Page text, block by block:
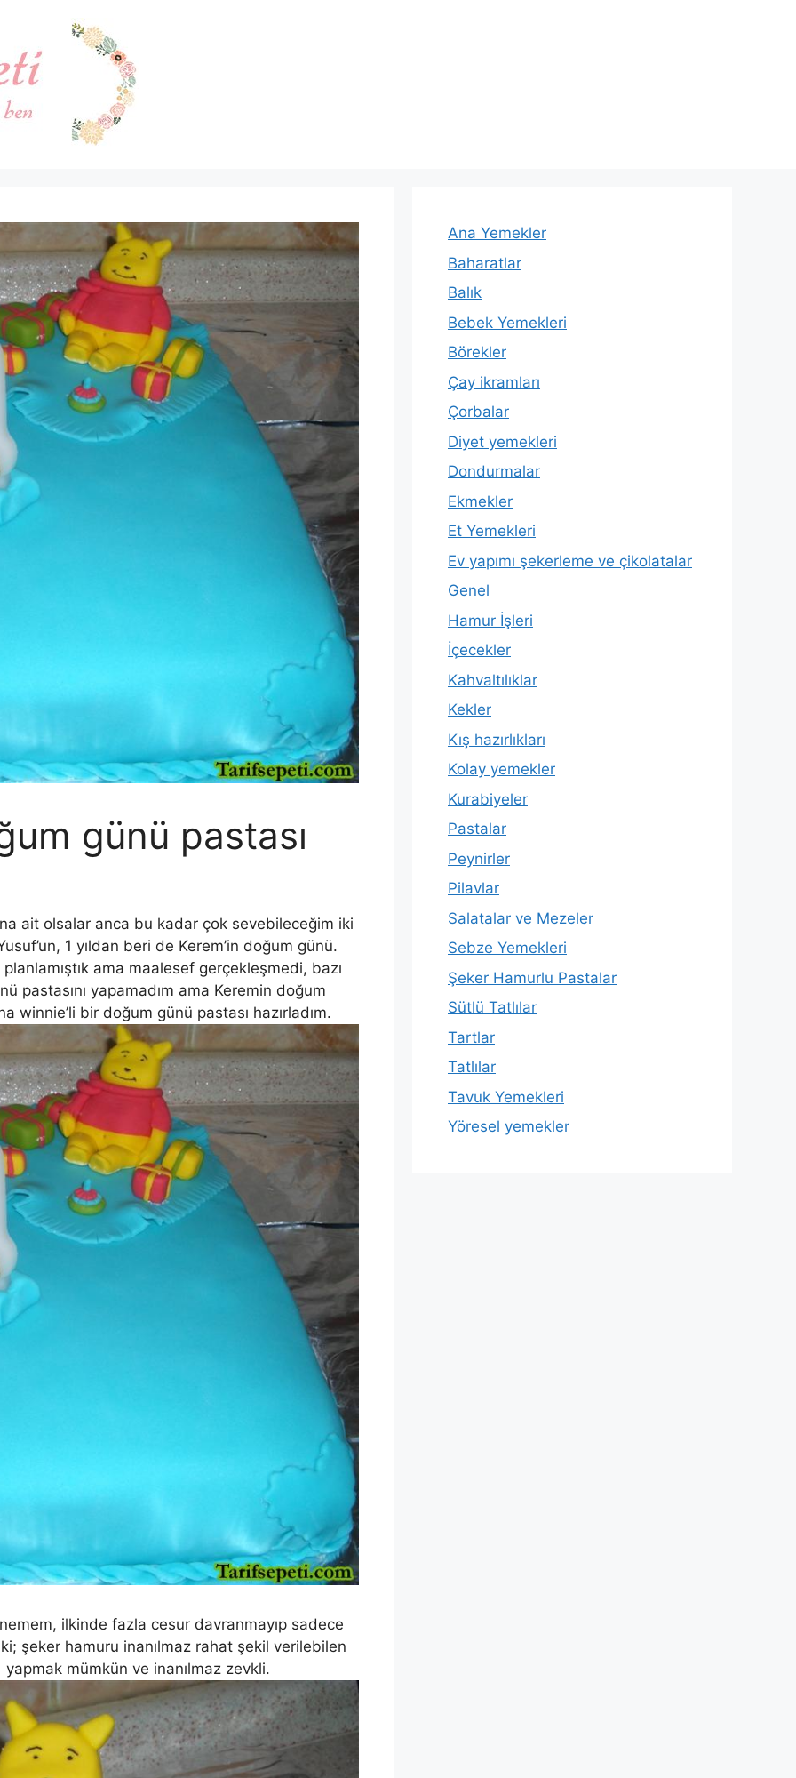
günü pastası
ait olsalar anca bu kadar çok sevebileceğim iki
1 yıldan beri de Kerem’in doğum günü.
ama maalesef gerçekleşmedi, bazı
pastasını yapamadım ama Keremin doğum
winnie’li bir doğum günü pastası hazırladım.
ilkinde fazla cesur davranmayıp sadece
şeker hamuru inanılmaz rahat şekil verilebilen
mümkün ve inanılmaz zevkli.
Ana Yemekler
Baharatlar
Balık
Bebek Yemekleri
Börekler
Çay ikramları
Çorbalar
Diyet yemekleri
Dondurmalar
Ekmekler
Et Yemekleri
Ev yapımı şekerleme ve çikolatalar
Genel
Hamur İşleri
İçecekler
Kahvaltılıklar
Kekler
Kış hazırlıkları
Kolay yemekler
Kurabiyeler
Pastalar
Peynirler
Pilavlar
Salatalar ve Mezeler
Sebze Yemekleri
Şeker Hamurlu Pastalar
Sütlü Tatlılar
Tartlar
Tatlılar
Tavuk Yemekleri
Yöresel yemekler